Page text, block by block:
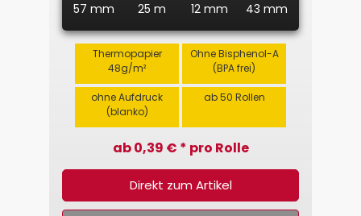
57 mm 25 m 12 mm 43 mm
Thermopapier
48g/m²
Ohne Bisphenol-A
(BPA frei)
ohne Aufdruck
(blanko)
ab 50 Rollen
ab 0,39 € * pro Rolle
Direkt zum Artikel